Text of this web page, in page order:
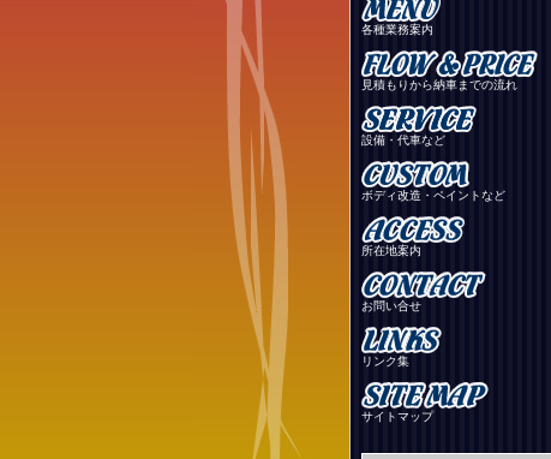
各種業務案内
見積もりから納車までの流れ
設備・代車など
ボディ改造・ペイントなど
所在地案内
お問い合せ
リンク集
サイトマップ